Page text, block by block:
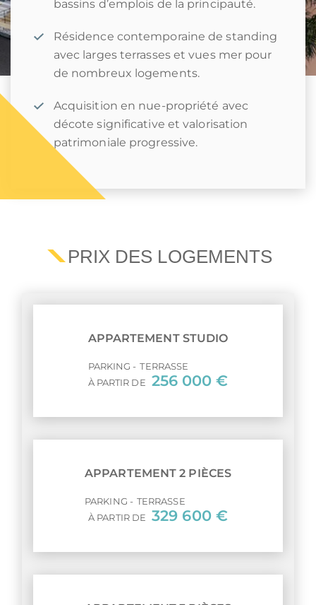
bassins d’emplois de la principauté.
Résidence contemporaine de standing
avec larges terrasses et vues mer pour
de nombreux logements.
Acquisition en nue-propriété avec
décote significative et valorisation
patrimoniale progressive.
PRIX DES LOGEMENTS
APPARTEMENT STUDIO
PARKING
TERRASSE
À PARTIR DE 256 000 €
APPARTEMENT 2 PIÈCES
PARKING
TERRASSE
À PARTIR DE
329 600 €